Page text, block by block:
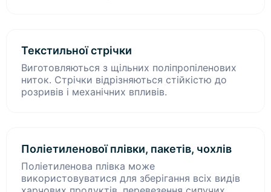
Текстильної стрічки
Виготовляються з щільних поліпропіленових
ниток. Стрічки відрізняються стійкістю до
розривів і механічних впливів.
Поліетиленової плівки, пакетів, чохлів
Поліетиленова плівка може
використовуватися для зберігання всіх видів